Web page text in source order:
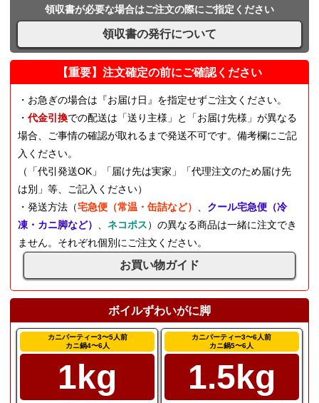
領収書が必要な場合はご注文の際にご指定ください
領収書の発行について
【重要】注文確定の前にご確認ください
・お急ぎの場合は『お届け日』を指定せずご注文ください。
・代金引換での配送は「送り主様」と「お届け先様」が異なる
場合、ご事情の確認が取れるまで発送不可です。備考欄にご記
入ください。
（「代引発送OK」「届け先は実家」「代理注文のため届け先
は別」等、ご記入ください）
・発送方法（宅急便（常温・缶詰など）
クール宅急便（冷
凍・カニ脚など）
、ネコポス）の異なる商品は一緒に注文でき
ません。それぞれ個別にご注文ください。
お買い物ガイド
ボイルずわいがに脚
カニパーティー3〜5人前
カニ鍋4〜6人
1kg
カニパーティー3〜6人前
カニ鍋5〜6人
1.5kg